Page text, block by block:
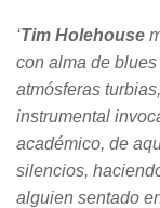
‘Tim Holehouse
con alma de
atmósferas
instrumental
académico, de
silencios,
alguien sentado